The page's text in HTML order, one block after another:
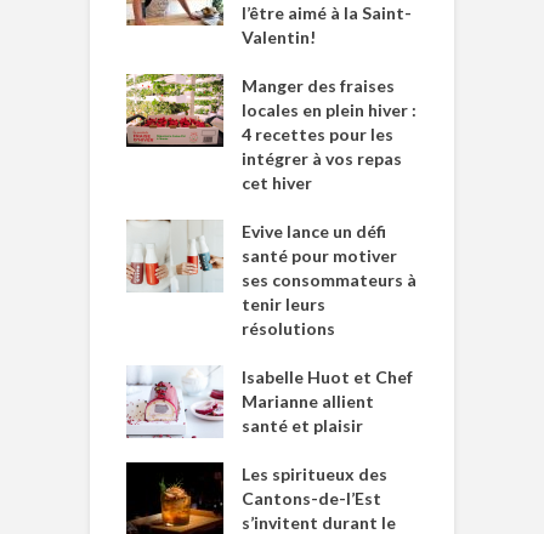
l’être aimé à la Saint-
Valentin!
Manger des fraises
locales en plein hiver :
4 recettes pour les
intégrer à vos repas
cet hiver
Evive lance un défi
santé pour motiver
ses consommateurs à
tenir leurs
résolutions
Isabelle Huot et Chef
Marianne allient
santé et plaisir
Les spiritueux des
Cantons-de-l’Est
s’invitent durant le